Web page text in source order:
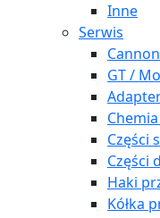
Inne
Serwis
GT /
Części
Części
Haki
Kółka